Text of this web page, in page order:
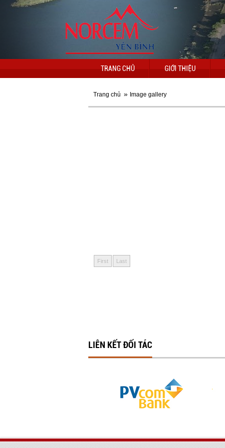
TRANG CHỦ GIỚI THIỆU
Trang chủ » Image gallery
First Last
LIÊN KẾT ĐỐI TÁC